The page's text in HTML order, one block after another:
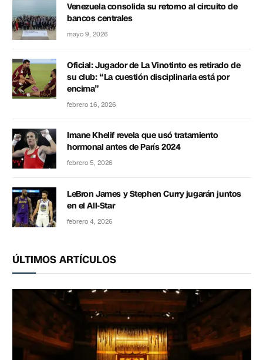
Venezuela consolida su retorno al circuito de
bancos centrales
mayo 9, 2026
Oficial: Jugador de La Vinotinto es retirado de
su club: “La cuestión disciplinaria está por
encima”
febrero 16, 2026
Imane Khelif revela que usó tratamiento
hormonal antes de París 2024
febrero 5, 2026
LeBron James y Stephen Curry jugarán juntos
en el All-Star
febrero 4, 2026
ÚLTIMOS ARTÍCULOS